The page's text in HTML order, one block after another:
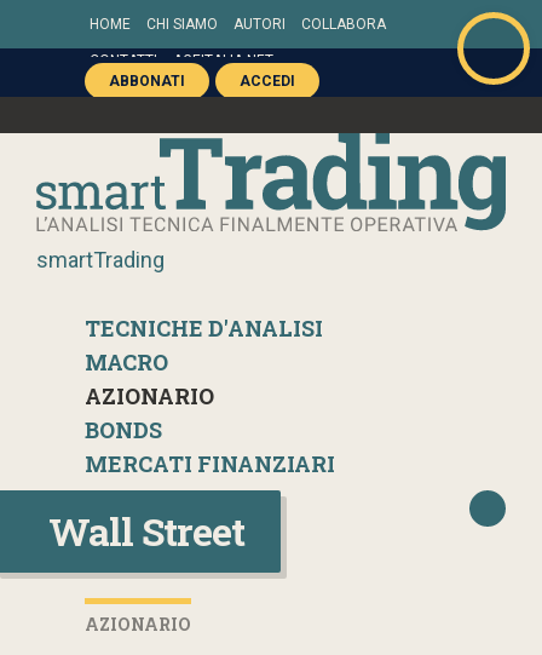
HOME CHI SIAMO AUTORI COLLABORA
CONTATTI
AGEITALIA.NET
ABBONATI
ACCEDI
smartTrading
TECNICHE D'ANALISI
MACRO
AZIONARIO
BONDS
MERCATI FINANZIARI
Wall Street
AZIONARIO